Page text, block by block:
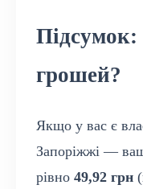
Підсумок:
грошей?
Якщо у вас є
Запоріжжі —
рівно 49,92 грн